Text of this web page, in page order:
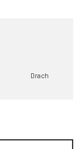
Drach